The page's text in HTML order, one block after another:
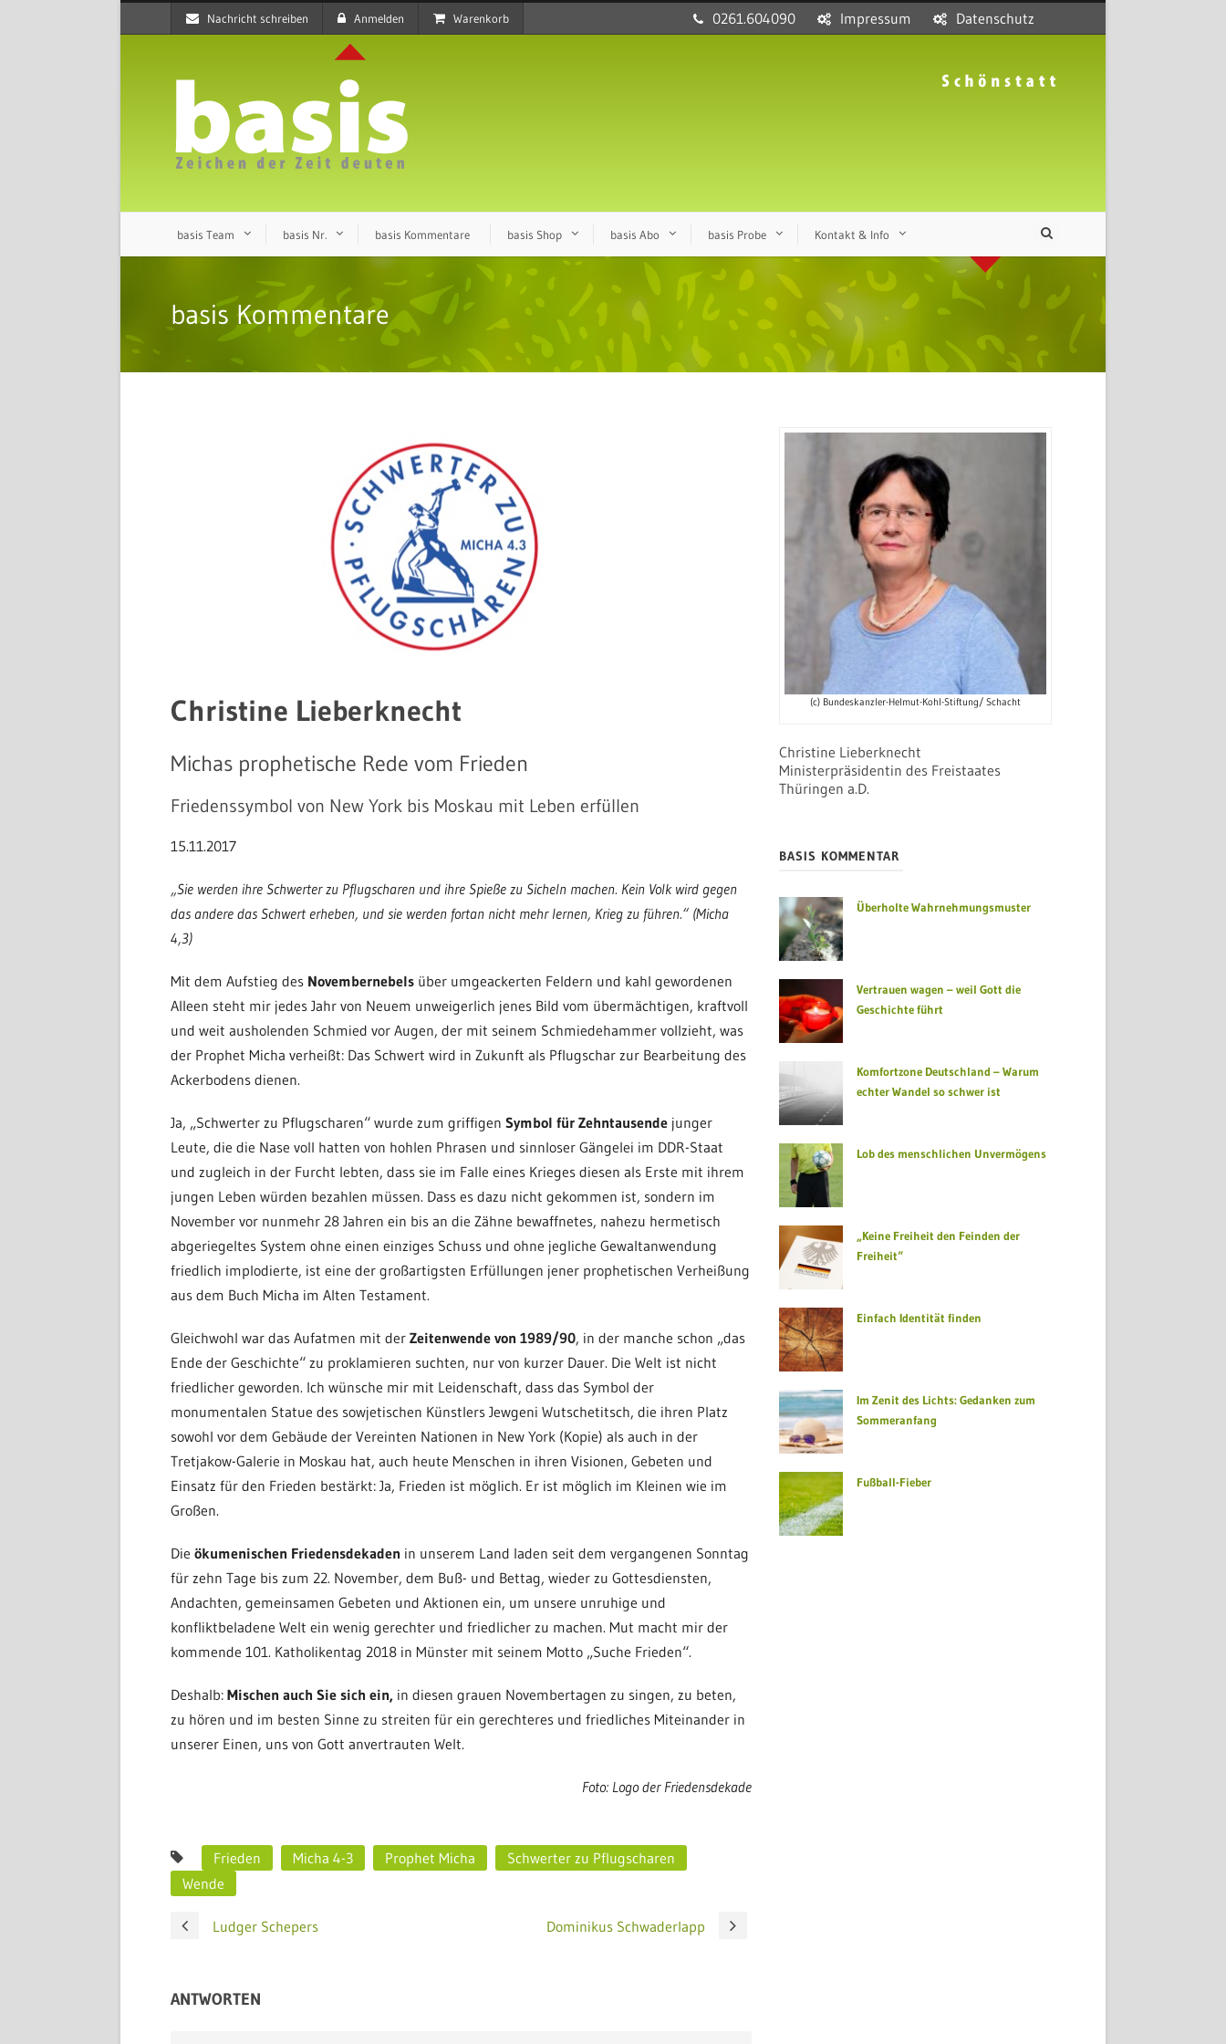
Nachricht schreiben Anmelden Warenkorb 0261.604090 Impressum Datenschutz
basis Team basis Nr. basis Kommentare basis Shop basis Abo basis Probe Kontakt & Info
basis Kommentare
Christine Lieberknecht
Michas prophetische Rede vom Frieden
Friedenssymbol von New York bis Moskau mit Leben erfüllen
15.11.2017
„Sie werden ihre Schwerter zu Pflugscharen und ihre Spieße zu Sicheln machen. Kein Volk wird gegen
das andere das Schwert erheben, und sie werden fortan nicht mehr lernen, Krieg zu führen.“ (Micha
4,3)
Mit dem Aufstieg des Novembernebels über umgeackerten Feldern und kahl gewordenen
Alleen steht mir jedes Jahr von Neuem unweigerlich jenes Bild vom übermächtigen, kraftvoll
und weit ausholenden Schmied vor Augen, der mit seinem Schmiedehammer vollzieht, was
der Prophet Micha verheißt: Das Schwert wird in Zukunft als Pflugschar zur Bearbeitung des
Ackerbodens dienen.
Ja, „Schwerter zu Pflugscharen“ wurde zum griffigen Symbol für Zehntausende junger
Leute, die die Nase voll hatten von hohlen Phrasen und sinnloser Gängelei im DDR-Staat
und zugleich in der Furcht lebten, dass sie im Falle eines Krieges diesen als Erste mit ihrem
jungen Leben würden bezahlen müssen. Dass es dazu nicht gekommen ist, sondern im
November vor nunmehr 28 Jahren ein bis an die Zähne bewaffnetes, nahezu hermetisch
abgeriegeltes System ohne einen einziges Schuss und ohne jegliche Gewaltanwendung
friedlich implodierte, ist eine der großartigsten Erfüllungen jener prophetischen Verheißung
aus dem Buch Micha im Alten Testament.
Gleichwohl war das Aufatmen mit der Zeitenwende von 1989/90, in der manche schon „das
Ende der Geschichte“ zu proklamieren suchten, nur von kurzer Dauer. Die Welt ist nicht
friedlicher geworden. Ich wünsche mir mit Leidenschaft, dass das Symbol der
monumentalen Statue des sowjetischen Künstlers Jewgeni Wutschetitsch, die ihren Platz
sowohl vor dem Gebäude der Vereinten Nationen in New York (Kopie) als auch in der
Tretjakow-Galerie in Moskau hat, auch heute Menschen in ihren Visionen, Gebeten und
Einsatz für den Frieden bestärkt: Ja, Frieden ist möglich. Er ist möglich im Kleinen wie im
Großen.
Die ökumenischen Friedensdekaden in unserem Land laden seit dem vergangenen Sonntag
für zehn Tage bis zum 22. November, dem Buß- und Bettag, wieder zu Gottesdiensten,
Andachten, gemeinsamen Gebeten und Aktionen ein, um unsere unruhige und
konfliktbeladene Welt ein wenig gerechter und friedlicher zu machen. Mut macht mir der
kommende 101. Katholikentag 2018 in Münster mit seinem Motto „Suche Frieden“.
Deshalb: Mischen auch Sie sich ein, in diesen grauen Novembertagen zu singen, zu beten,
zu hören und im besten Sinne zu streiten für ein gerechteres und friedliches Miteinander in
unserer Einen, uns von Gott anvertrauten Welt.
Foto: Logo der Friedensdekade
Frieden Micha 4-3 Prophet Micha
Schwerter zu Pflugscharen
Wende
Ludger Schepers Dominikus Schwaderlapp
ANTWORTEN
(c) Bundeskanzler-Helmut-Kohl-Stiftung/ Schacht
Christine Lieberknecht
Ministerpräsidentin des Freistaates
Thüringen a.D.
BASIS KOMMENTAR
Überholte Wahrnehmungsmuster
Vertrauen wagen – weil Gott die
Geschichte führt
Komfortzone Deutschland – Warum
echter Wandel so schwer ist
Lob des menschlichen Unvermögens
„Keine Freiheit den Feinden der
Freiheit“
Einfach Identität finden
Im Zenit des Lichts: Gedanken zum
Sommeranfang
Fußball-Fieber